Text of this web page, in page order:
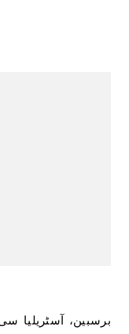
برسبین، آسٹریلیا سی این این – پیر کو جاری ہونے والی ایک